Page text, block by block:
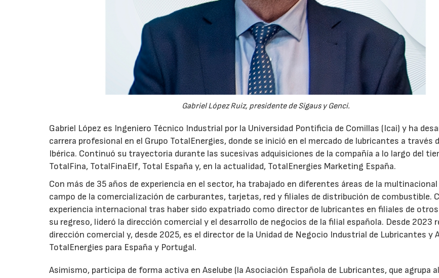
Gabriel López Ruiz, presidente de Sigaus y Genci.
Gabriel López es Ingeniero Técnico Industrial por la Universidad Pontificia de Comillas (Icai) y ha
carrera profesional en el Grupo TotalEnergies, donde se inició en el mercado de lubricantes a través
Ibérica. Continuó su trayectoria durante las sucesivas adquisiciones de la compañía a lo largo del
TotalFina, TotalFinaElf, Total España y, en la actualidad, TotalEnergies Marketing España.
Con más de 35 años de experiencia en el sector, ha trabajado en diferentes áreas de la
campo de la comercialización de carburantes, tarjetas, red y filiales de distribución de combustible.
experiencia internacional tras haber sido expatriado como director de lubricantes en filiales de otros
su regreso, lideró la dirección comercial y el desarrollo de negocios de la filial española. Desde 2023
dirección comercial y, desde 2025, es el director de la Unidad de Negocio Industrial de Lubricantes y
TotalEnergies para España y Portugal.
Asimismo, participa de forma activa en Aselube (la Asociación Española de Lubricantes, que agrupa